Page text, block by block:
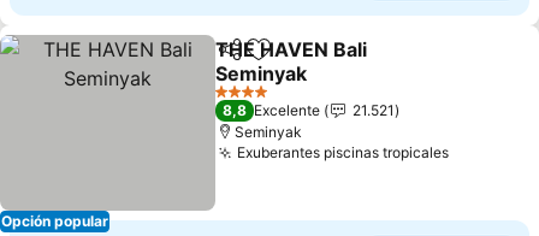
Opción popular
CompartirAñadir a favoritos
THE HAVEN Bali
Seminyak
Ver precios
4 Estrellas
8,8 Excelente
21.521
Seminyak
Exuberantes piscinas tropicalesVer